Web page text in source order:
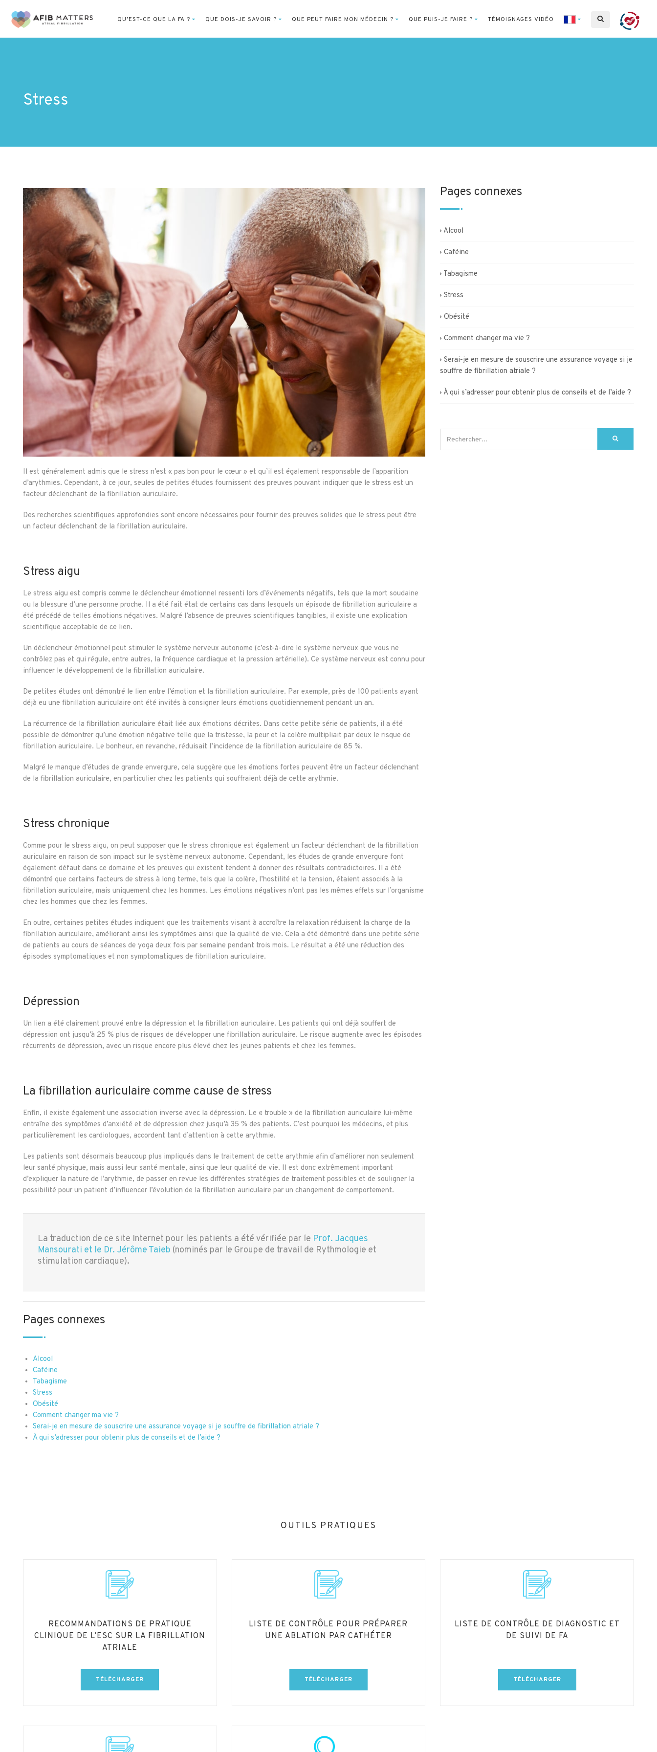
QU’EST-CE QUE LA FA ? QUE DOIS-JE SAVOIR ? QUE PEUT FAIRE MON MÉDECIN ? QUE PUIS-JE FAIRE ? TÉMOIGNAGES VIDÉO
Stress
Il est généralement admis que le stress n’est « pas bon pour le cœur » et qu’il est également responsable de l’apparition
d’arythmies. Cependant, à ce jour, seules de petites études fournissent des preuves pouvant indiquer que le stress est un
facteur déclenchant de la fibrillation auriculaire.
Des recherches scientifiques approfondies sont encore nécessaires pour fournir des preuves solides que le stress peut être
un facteur déclenchant de la fibrillation auriculaire.
Stress aigu
Le stress aigu est compris comme le déclencheur émotionnel ressenti lors d’événements négatifs, tels que la mort soudaine
ou la blessure d’une personne proche. Il a été fait état de certains cas dans lesquels un épisode de fibrillation auriculaire a
été précédé de telles émotions négatives. Malgré l’absence de preuves scientifiques tangibles, il existe une explication
scientifique acceptable de ce lien.
Un déclencheur émotionnel peut stimuler le système nerveux autonome (c’est-à-dire le système nerveux que vous ne
contrôlez pas et qui régule, entre autres, la fréquence cardiaque et la pression artérielle). Ce système nerveux est connu pour
influencer le développement de la fibrillation auriculaire.
De petites études ont démontré le lien entre l’émotion et la fibrillation auriculaire. Par exemple, près de 100 patients ayant
déjà eu une fibrillation auriculaire ont été invités à consigner leurs émotions quotidiennement pendant un an.
La récurrence de la fibrillation auriculaire était liée aux émotions décrites. Dans cette petite série de patients, il a été
possible de démontrer qu’une émotion négative telle que la tristesse, la peur et la colère multipliait par deux le risque de
fibrillation auriculaire. Le bonheur, en revanche, réduisait l’incidence de la fibrillation auriculaire de 85 %.
Malgré le manque d’études de grande envergure, cela suggère que les émotions fortes peuvent être un facteur déclenchant
de la fibrillation auriculaire, en particulier chez les patients qui souffraient déjà de cette arythmie.
Stress chronique
Comme pour le stress aigu, on peut supposer que le stress chronique est également un facteur déclenchant de la fibrillation
auriculaire en raison de son impact sur le système nerveux autonome. Cependant, les études de grande envergure font
également défaut dans ce domaine et les preuves qui existent tendent à donner des résultats contradictoires. Il a été
démontré que certains facteurs de stress à long terme, tels que la colère, l’hostilité et la tension, étaient associés à la
fibrillation auriculaire, mais uniquement chez les hommes. Les émotions négatives n’ont pas les mêmes effets sur l’organisme
chez les hommes que chez les femmes.
En outre, certaines petites études indiquent que les traitements visant à accroître la relaxation réduisent la charge de la
fibrillation auriculaire, améliorant ainsi les symptômes ainsi que la qualité de vie. Cela a été démontré dans une petite série
de patients au cours de séances de yoga deux fois par semaine pendant trois mois. Le résultat a été une réduction des
épisodes symptomatiques et non symptomatiques de fibrillation auriculaire.
Dépression
Un lien a été clairement prouvé entre la dépression et la fibrillation auriculaire. Les patients qui ont déjà souffert de
dépression ont jusqu’à 25 % plus de risques de développer une fibrillation auriculaire. Le risque augmente avec les épisodes
récurrents de dépression, avec un risque encore plus élevé chez les jeunes patients et chez les femmes.
La fibrillation auriculaire comme cause de stress
Enfin, il existe également une association inverse avec la dépression. Le « trouble » de la fibrillation auriculaire lui-même
entraîne des symptômes d’anxiété et de dépression chez jusqu’à 35 % des patients. C’est pourquoi les médecins, et plus
particulièrement les cardiologues, accordent tant d’attention à cette arythmie.
Les patients sont désormais beaucoup plus impliqués dans le traitement de cette arythmie afin d’améliorer non seulement
leur santé physique, mais aussi leur santé mentale, ainsi que leur qualité de vie. Il est donc extrêmement important
d’expliquer la nature de l’arythmie, de passer en revue les différentes stratégies de traitement possibles et de souligner la
possibilité pour un patient d’influencer l’évolution de la fibrillation auriculaire par un changement de comportement.
La traduction de ce site Internet pour les patients a été vérifiée par le Prof. Jacques
Mansourati et le Dr. Jérôme Taieb (nominés par le Groupe de travail de Rythmologie et
stimulation cardiaque).
Pages connexes
Alcool
Caféine
Tabagisme
Stress
Obésité
Comment changer ma vie ?
Serai-je en mesure de souscrire une assurance voyage si je souffre de fibrillation atriale ?
À qui s’adresser pour obtenir plus de conseils et de l’aide ?
Pages connexes
Alcool
Caféine
Tabagisme
Stress
Obésité
Comment changer ma vie ?
Serai-je en mesure de souscrire une assurance voyage si je
souffre de fibrillation atriale ?
À qui s’adresser pour obtenir plus de conseils et de l’aide ?
OUTILS PRATIQUES
RECOMMANDATIONS DE PRATIQUE
CLINIQUE DE L’ESC SUR LA FIBRILLATION
ATRIALE
TÉLÉCHARGER
LISTE DE CONTRÔLE POUR PRÉPARER
UNE ABLATION PAR CATHÉTER
TÉLÉCHARGER
LISTE DE CONTRÔLE DE DIAGNOSTIC ET
DE SUIVI DE FA
TÉLÉCHARGER